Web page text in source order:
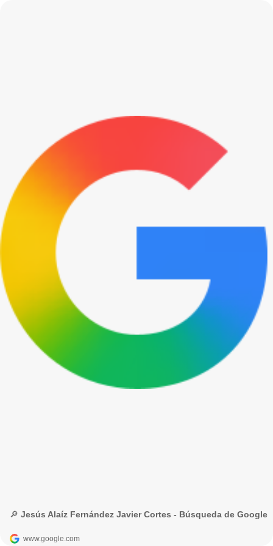
🔎 Jesús Alaíz Fernández Javier Cortes - Búsqueda de Google
www.google.com